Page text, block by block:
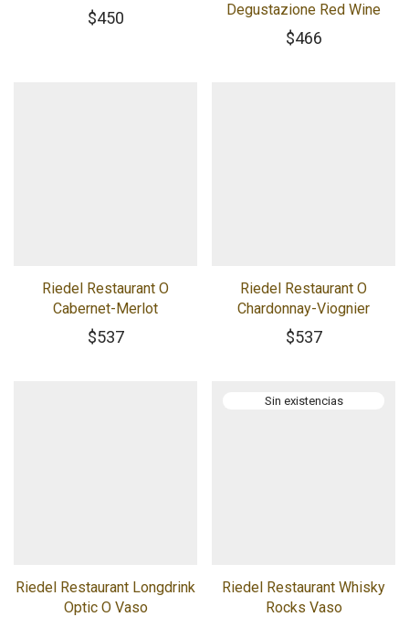
$450
Degustazione Red Wine
$466
Riedel Restaurant O
Cabernet-Merlot
$537
Riedel Restaurant O
Chardonnay-Viognier
$537
Riedel Restaurant Longdrink
Optic O Vaso
Riedel Restaurant Whisky
Rocks Vaso